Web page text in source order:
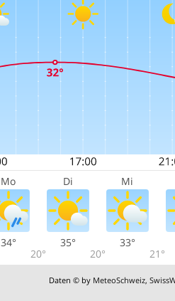
Mo Di Mi
34°
20°
35°
20°
33°
21°
Daten © by MeteoSchweiz,